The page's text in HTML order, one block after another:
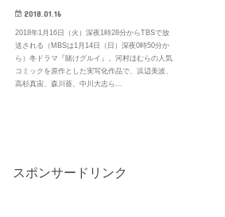
2018.01.16
2018年1月16日（火）深夜1時28分からTBSで放
送される（MBSは1月14日（日）深夜0時50分か
ら）冬ドラマ『賭けグルイ』。河村ほむらの人気
コミックを原作とした実写化作品で、浜辺美波、
高杉真宙、森川葵、中川大志ら…
スポンサードリンク